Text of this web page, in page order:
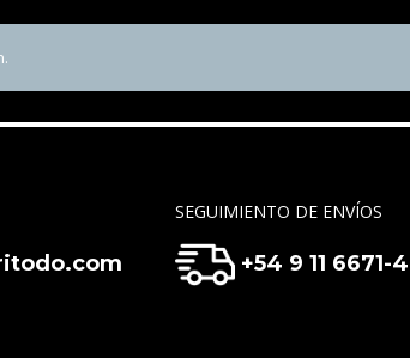
SEGUIMIENTO DE ENVÍOS
+54 9 11 6671-